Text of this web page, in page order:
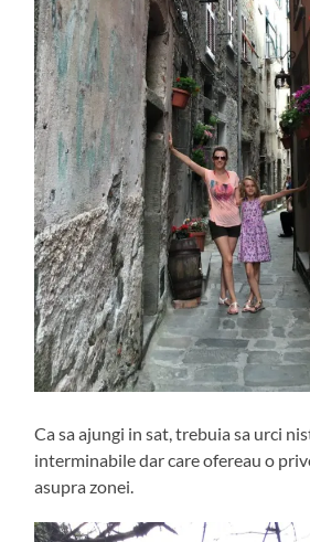
Ca sa ajungi in sat, trebuia sa urci
interminabile dar care ofereau o
asupra zonei.